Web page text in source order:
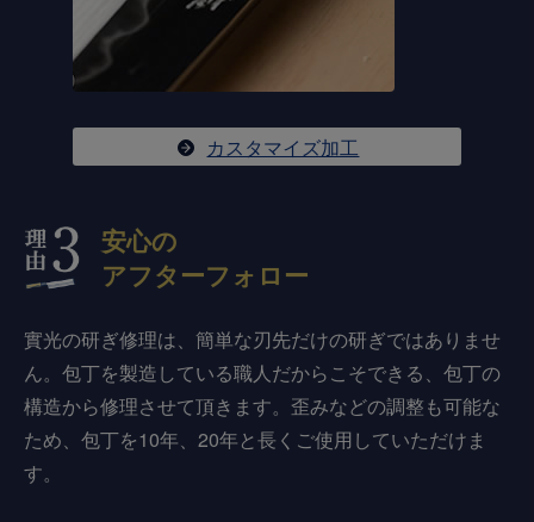
カスタマイズ加工
安心の
アフターフォロー
實光の研ぎ修理は、簡単な刃先だけの研ぎではありませ
ん。包丁を製造している職人だからこそできる、包丁の
構造から修理させて頂きます。歪みなどの調整も可能な
ため、包丁を10年、20年と長くご使用していただけま
す。